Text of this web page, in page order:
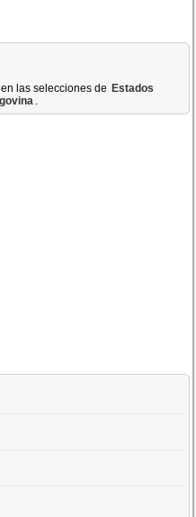
las selecciones de Estados
.